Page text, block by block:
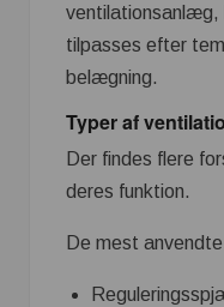
ventilationsanlæg,
tilpasses efter
belægning.
Typer af
Der findes flere
deres funktion.
De mest